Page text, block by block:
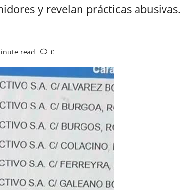
y revelan prácticas abusivas.
read 0